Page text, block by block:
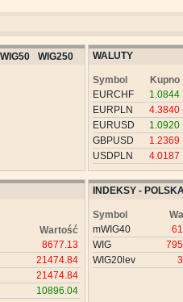
WIG50 WIG250 WALUTY
Symbol
Kupno
EURCHF
1.0844
EURPLN
4.3840
EURUSD
1.0920
GBPUSD
1.2369
USDPLN
4.0187
Wartość
8677.13
21474.84
21474.84
10896.04
INDEKSY -
Symbol
mWIG40
WIG
WIG20lev